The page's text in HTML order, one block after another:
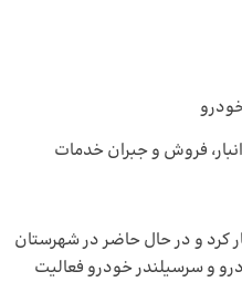
فروش و جبران خدمات
در سال ۹۵ آغاز به کار کرد و در حال حاضر در شهرستان
و سرسیلندر خودرو فعالیت